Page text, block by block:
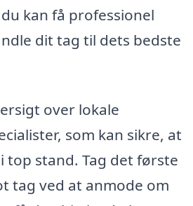
kan få professionel
dit tag til dets bedste
over lokale
som kan sikre, at
top stand. Tag det første
tag ved at anmode om